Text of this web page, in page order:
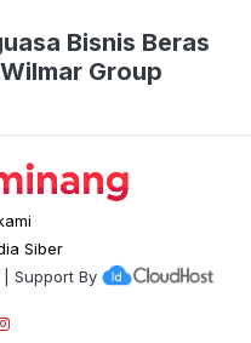
Bisnis Beras
Group
Siber
Support By